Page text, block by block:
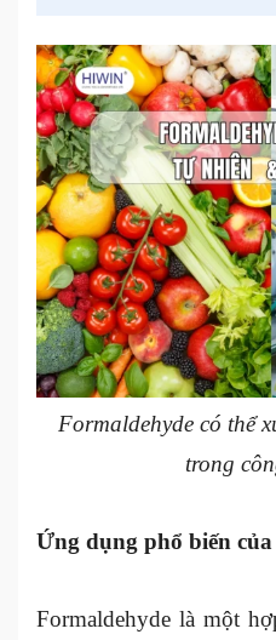
Formaldehyde có thể
trong
Ứng dụng phổ biến
Formaldehyde là một